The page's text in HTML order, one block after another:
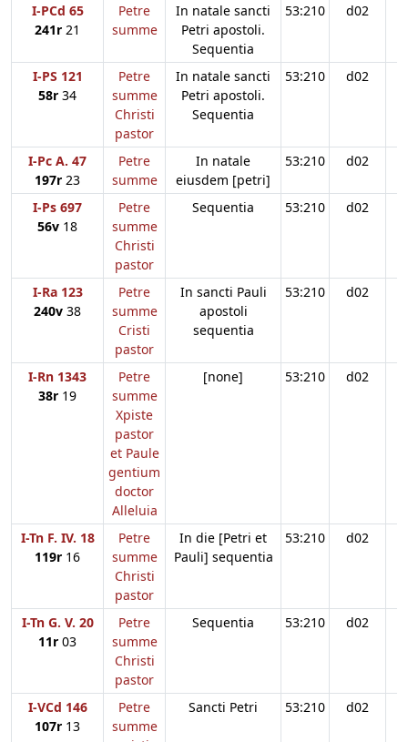
I-PCd 65
241r 21
Petre
summe
In natale sancti
Petri apostoli.
Sequentia
53:210 d02
I-PS 121
58r 34
Petre
summe
Christi
pastor
In natale sancti
Petri apostoli.
Sequentia
53:210 d02
I-Pc A. 47
197r 23
Petre
summe
In natale
eiusdem [petri]
53:210 d02
I-Ps 697
56v 18
Petre
summe
Christi
pastor
Sequentia 53:210 d02
I-Ra 123
240v 38
Petre
summe
Cristi
pastor
In sancti Pauli
apostoli
sequentia
53:210 d02
I-Rn 1343
38r 19
Petre
summe
Xpiste
pastor
et Paule
gentium
doctor
Alleluia
[none] 53:210 d02
I-Tn F. IV. 18
119r 16
Petre
summe
Christi
pastor
In die [Petri et
Pauli] sequentia
53:210 d02
I-Tn G. V. 20
11r 03
Petre
summe
Christi
pastor
Sequentia 53:210 d02
I-VCd 146
107r 13
Petre
summe
Sancti Petri 53:210 d02